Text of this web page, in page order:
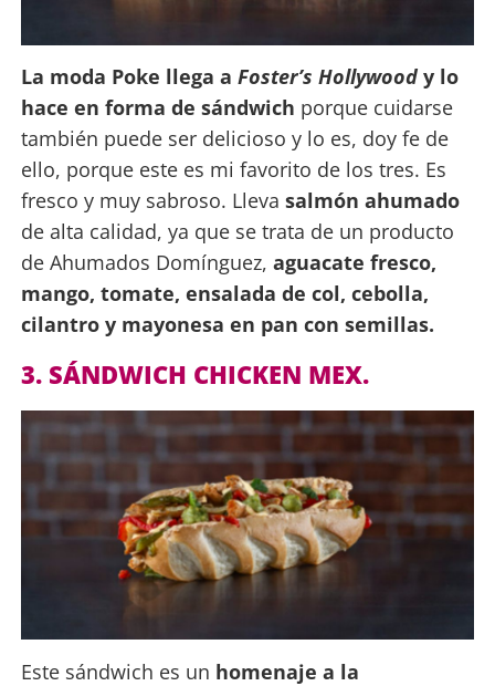
La moda Poke llega a Foster’s Hollywoody lo
hace en forma de sándwich porque cuidarse
también puede ser delicioso y lo es, doy fe de
ello, porque este es mi favorito de los tres. Es
fresco y muy sabroso. Lleva salmón ahumado
de alta calidad, ya que se trata de un producto
de Ahumados Domínguez, aguacate fresco,
mango, tomate, ensalada de col, cebolla,
cilantro y mayonesa en pan con semillas.
3. SÁNDWICH CHICKEN MEX.
Este sándwich es un homenaje a la